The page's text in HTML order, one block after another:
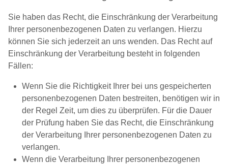
Sie haben das Recht, die Einschränkung der Verarbeitung
Ihrer personenbezogenen Daten zu verlangen. Hierzu
können Sie sich jederzeit an uns wenden. Das Recht auf
Einschränkung der Verarbeitung besteht in folgenden
Fällen:
Wenn Sie die Richtigkeit Ihrer bei uns gespeicherten
personenbezogenen Daten bestreiten, benötigen wir in
der Regel Zeit, um dies zu überprüfen. Für die Dauer
der Prüfung haben Sie das Recht, die Einschränkung
der Verarbeitung Ihrer personenbezogenen Daten zu
verlangen.
Wenn die Verarbeitung Ihrer personenbezogenen